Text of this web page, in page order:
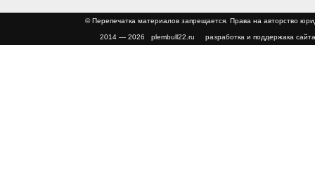
© Перепечатка материалов запрещается. Права на авторство
2014 — 2026 plembull22.ru разработка и поддержака